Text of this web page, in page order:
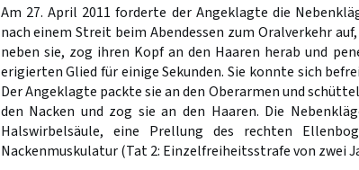
Am 27. April 2011 forderte der Angeklagte die
nach einem Streit beim Abendessen zum Oralverkehr
neben sie, zog ihren Kopf an den Haaren herab und
erigierten Glied für einige Sekunden. Sie konnte sich
Der Angeklagte packte sie an den Oberarmen und
den Nacken und zog sie an den Haaren. Die
Halswirbelsäule, eine Prellung des rechten
Nackenmuskulatur (Tat 2: Einzelfreiheitsstrafe von zwei